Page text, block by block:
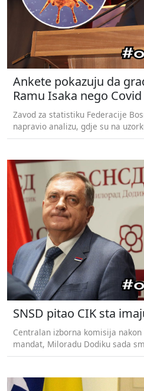
Ankete pokazuju da
Ramu Isaka nego Covid
Zavod za statistiku Federacije
napravio analizu, gdje su na
SNSD pitao CIK sta
Centralan izborna komisija
mandat, Miloradu Dodiku sada